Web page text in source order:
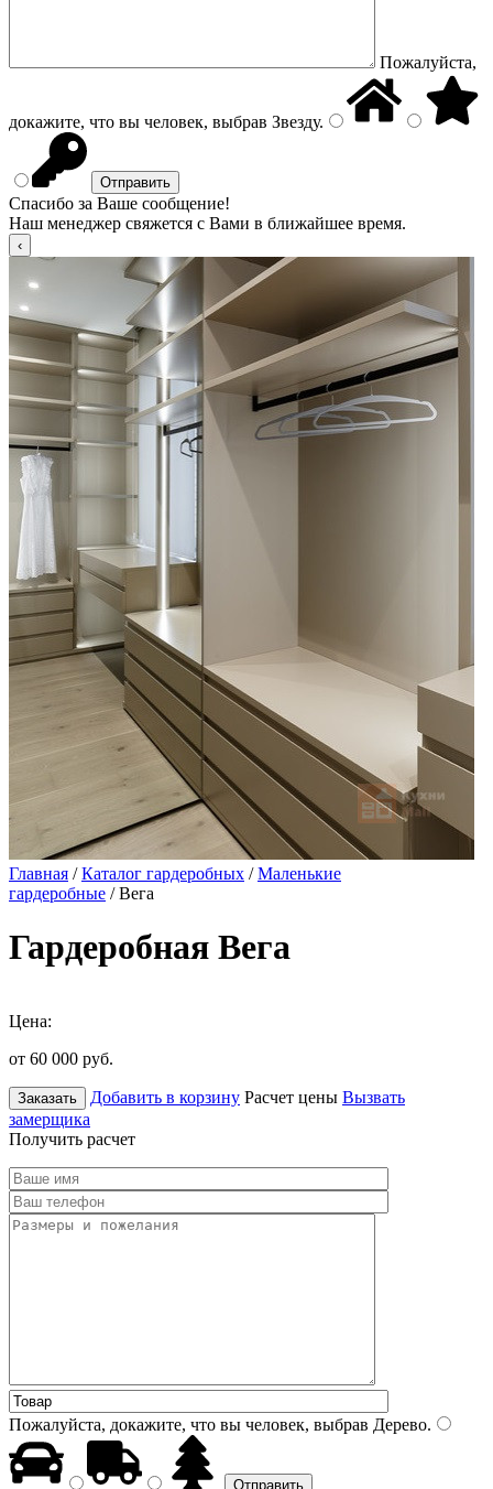
Пожалуйста,
докажите, что вы человек, выбрав Звезду.
Спасибо за Ваше сообщение!
Наш менеджер свяжется с Вами в ближайшее время.
Главная /Каталог гардеробных /Маленькие
гардеробные / Вега
Гардеробная Вега
Цена:
от 60 000 руб.
Заказать Добавить в корзину Расчет цены Вызвать
замерщика
Получить расчет
Пожалуйста, докажите, что вы человек, выбрав Дерево.